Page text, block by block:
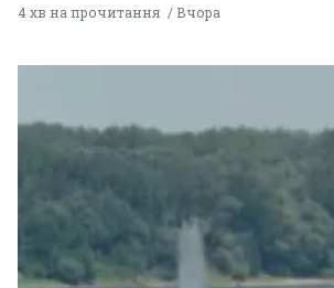
4 хв на прочитання Вчора